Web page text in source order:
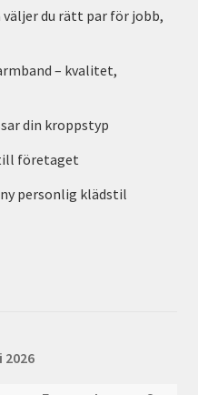
väljer du rätt par för jobb,
– kvalitet,
din kroppstyp
företaget
personlig klädstil